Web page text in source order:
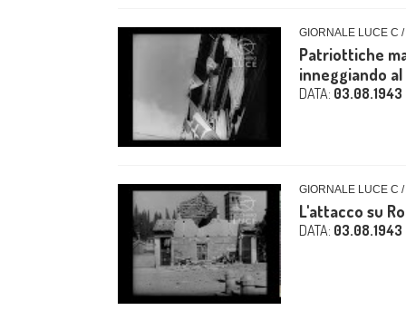
GIORNALE LUCE C
Patriottiche
inneggiando al
DATA: 03.08.1943
GIORNALE LUCE C
L'attacco su
DATA: 03.08.1943